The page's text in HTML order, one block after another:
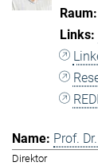
Prof.
Direktor